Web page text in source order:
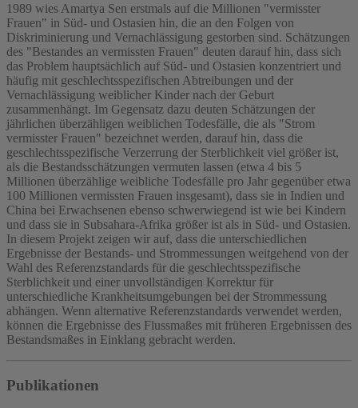
1989 wies Amartya Sen erstmals auf die Millionen "vermisster
Frauen" in Süd- und Ostasien hin, die an den Folgen von
Diskriminierung und Vernachlässigung gestorben sind. Schätzungen
des "Bestandes an vermissten Frauen" deuten darauf hin, dass sich
das Problem hauptsächlich auf Süd- und Ostasien konzentriert und
häufig mit geschlechtsspezifischen Abtreibungen und der
Vernachlässigung weiblicher Kinder nach der Geburt
zusammenhängt. Im Gegensatz dazu deuten Schätzungen der
jährlichen überzähligen weiblichen Todesfälle, die als "Strom
vermisster Frauen" bezeichnet werden, darauf hin, dass die
geschlechtsspezifische Verzerrung der Sterblichkeit viel größer ist,
als die Bestandsschätzungen vermuten lassen (etwa 4 bis 5
Millionen überzählige weibliche Todesfälle pro Jahr gegenüber etwa
100 Millionen vermissten Frauen insgesamt), dass sie in Indien und
China bei Erwachsenen ebenso schwerwiegend ist wie bei Kindern
und dass sie in Subsahara-Afrika größer ist als in Süd- und Ostasien.
In diesem Projekt zeigen wir auf, dass die unterschiedlichen
Ergebnisse der Bestands- und Strommessungen weitgehend von der
Wahl des Referenzstandards für die geschlechtsspezifische
Sterblichkeit und einer unvollständigen Korrektur für
unterschiedliche Krankheitsumgebungen bei der Strommessung
abhängen. Wenn alternative Referenzstandards verwendet werden,
können die Ergebnisse des Flussmaßes mit früheren Ergebnissen des
Bestandsmaßes in Einklang gebracht werden.
Publikationen